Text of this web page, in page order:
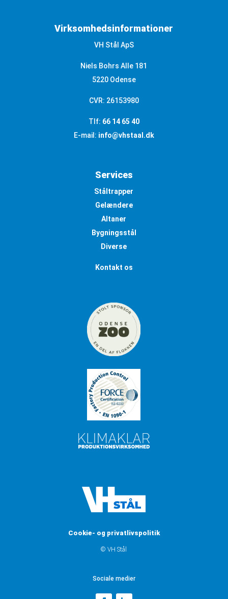
Virksomhedsinformationer
VH Stål ApS
Niels Bohrs Alle 181
5220 Odense
CVR: 26153980
Tlf: 66 14 65 40
E-mail: info@vhstaal.dk
Services
Ståltrapper
Gelændere
Altaner
Bygningsstål
Diverse
Kontakt os
Cookie- og privatlivspolitik
© VH Stål
Sociale medier